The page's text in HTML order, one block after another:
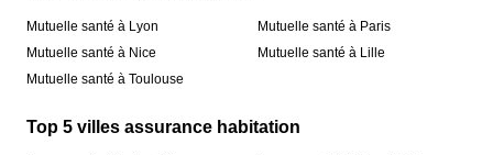
Mutuelle santé à Lyon
Mutuelle santé à Nice
Mutuelle santé à Toulouse
Mutuelle santé à Paris
Mutuelle santé à Lille
Top 5 villes assurance habitation